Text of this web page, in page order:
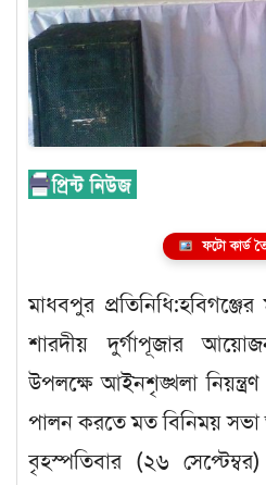
ফটো কার্ড
মাধবপুর
শারদীয় দুর্গাপূজার
উপলক্ষে আইনশৃঙ্খলা
পালন করতে মত বিনিময় সভা
বৃহস্পতিবার (২৬